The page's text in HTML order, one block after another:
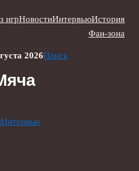
игрНовостиИнтервьюИстория
Фан-зона
2026Поиск
Интервью